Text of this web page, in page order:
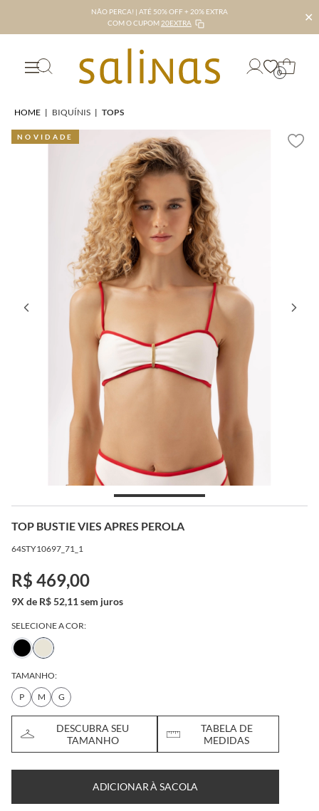
NÃO PERCA! | ATÉ 50% OFF + 20% EXTRA
COM O CUPOM 20EXTRA ✕
0
HOME | BIQUÍNIS | TOPS
NOVIDADE
TOP BUSTIE VIES APRES PEROLA
64STY10697_71_1
R$ 469,00
9X de R$ 52,11 sem juros
SELECIONE A COR:
TAMANHO:
P
M G
DESCUBRA SEU
TAMANHO
TABELA DE
MEDIDAS
ADICIONAR À SACOLA